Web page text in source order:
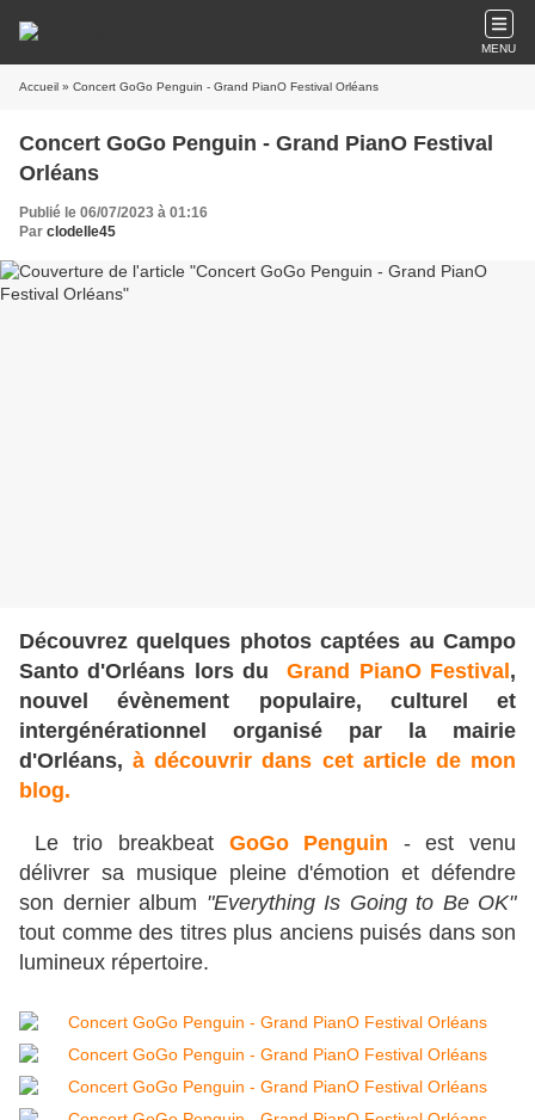
MENU
Accueil » Concert GoGo Penguin - Grand PianO Festival Orléans
Concert GoGo Penguin - Grand PianO Festival
Orléans
Publié le 06/07/2023 à 01:16
Par clodelle45
Découvrez quelques photos captées au Campo
Santo d'Orléans lors du
Grand PianO Festival ,
nouvel évènement populaire, culturel et
intergénérationnel organisé par la mairie
d'Orléans,à découvrir dans cet article de mon
blog.
Le trio breakbeat GoGo Penguin - est venu
délivrer sa musique pleine d'émotion et défendre
son dernier album "Everything Is Going to Be OK"
tout comme des titres plus anciens puisés dans son
lumineux répertoire.